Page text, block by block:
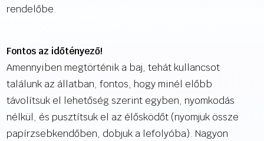
rendelőbe.
Fontos az időtényező!
Amennyiben megtörténik a baj, tehát kullancsot
találunk az állatban, fontos, hogy minél előbb
távolítsuk el lehetőség szerint egyben, nyomkodás
nélkül, és pusztítsuk el az élősködőt (nyomjuk össze
papírzsebkendőben, dobjuk a lefolyóba). Nagyon